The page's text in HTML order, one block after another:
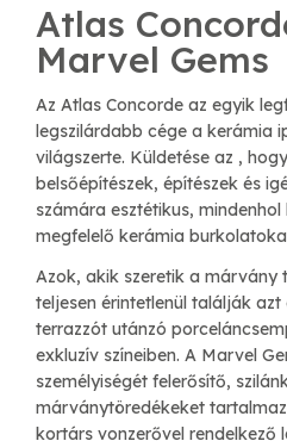
Atlas
Marvel Gems
Az Atlas Concorde az egyik
legszilárdabb cége a kerámia
világszerte. Küldetése az ,
belsőépítészek, építészek és
számára esztétikus, mindenhol
megfelelő kerámia
Azok, akik szeretik a márvány
teljesen érintetlenül találják azt
terrazzót utánzó
exkluzív színeiben. A Marvel
személyiségét felerősítő,
márványtöredékeket
kortárs vonzerővel rendelkező